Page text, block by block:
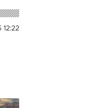
12:22